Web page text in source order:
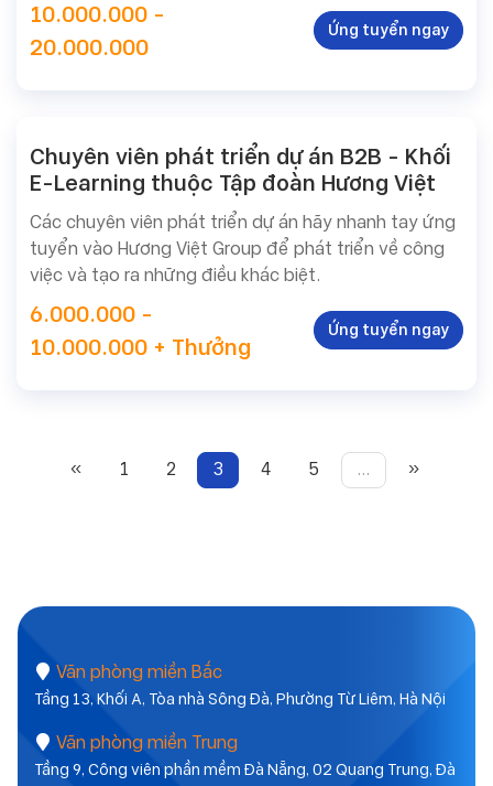
10.000.000 -
20.000.000
Ứng tuyển ngay
Chuyên viên phát triển dự án B2B - Khối
E-Learning thuộc Tập đoàn Hương Việt
Các chuyên viên phát triển dự án hãy nhanh tay ứng
tuyển vào Hương Việt Group để phát triển về công
việc và tạo ra những điều khác biệt.
6.000.000 -
10.000.000 + Thưởng
Ứng tuyển ngay
« 1 2 3 4 5 … »
Văn phòng miền Bắc
Tầng 13, Khối A, Tòa nhà Sông Đà, Phường Từ Liêm, Hà Nội
Văn phòng miền Trung
Tầng 9, Công viên phần mềm Đà Nẵng, 02 Quang Trung, Đà